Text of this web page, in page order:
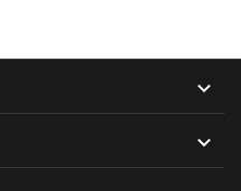

